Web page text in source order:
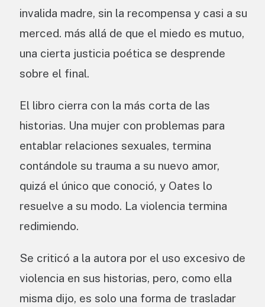
invalida madre, sin la recompensa y casi a su
merced. más allá de que el miedo es mutuo,
una cierta justicia poética se desprende
sobre el final.
El libro cierra con la más corta de las
historias. Una mujer con problemas para
entablar relaciones sexuales, termina
contándole su trauma a su nuevo amor,
quizá el único que conoció, y Oates lo
resuelve a su modo. La violencia termina
redimiendo.
Se criticó a la autora por el uso excesivo de
violencia en sus historias, pero, como ella
misma dijo, es solo una forma de trasladar